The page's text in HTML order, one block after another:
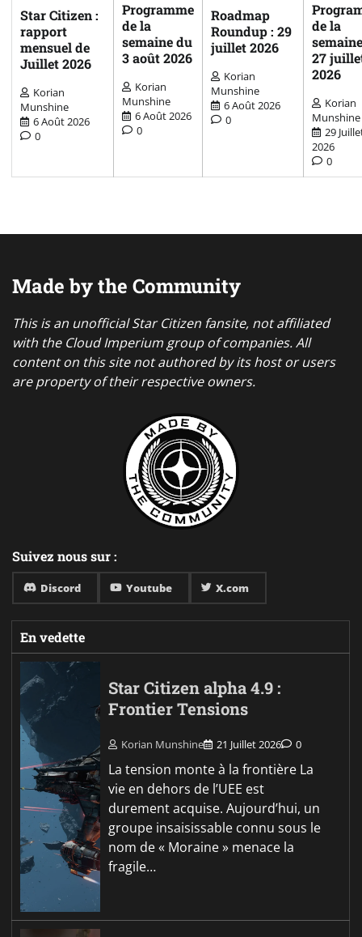
Star Citizen :
rapport
mensuel de
Juillet 2026
Korian
Munshine
6 Août 2026
0
Programme
de la
semaine du
3 août 2026
Korian
Munshine
6 Août 2026
0
Roadmap
Roundup : 29
juillet 2026
Korian
Munshine
6 Août 2026
0
de la
27
2026
Korian
Munshine
29
2026
0
Made by the Community
This is an unofficial Star Citizen fansite, not affiliated
with the Cloud Imperium group of companies. All
content on this site not authored by its host or users
are property of their respective owners.
Suivez nous sur :
Discord Youtube X.com
En vedette
Star Citizen alpha 4.9 :
Frontier Tensions
Korian Munshine 21 Juillet 2026 0
La tension monte à la frontière La
vie en dehors de l’UEE est
durement acquise. Aujourd’hui, un
groupe insaisissable connu sous le
nom de « Moraine » menace la
fragile…